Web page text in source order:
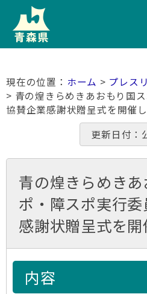
ホーム > プレス
> 青の煌きらめきあおもり国
協賛企業感謝状贈呈式を開催
更新日付：
青の煌きらめき
ポ・障スポ実行
感謝状贈呈式を
内容